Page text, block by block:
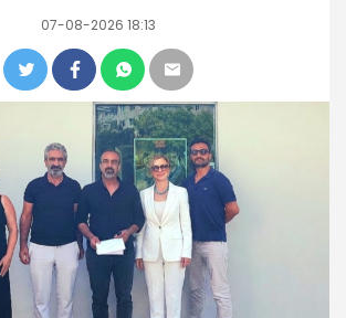
07-08-2026 18:13